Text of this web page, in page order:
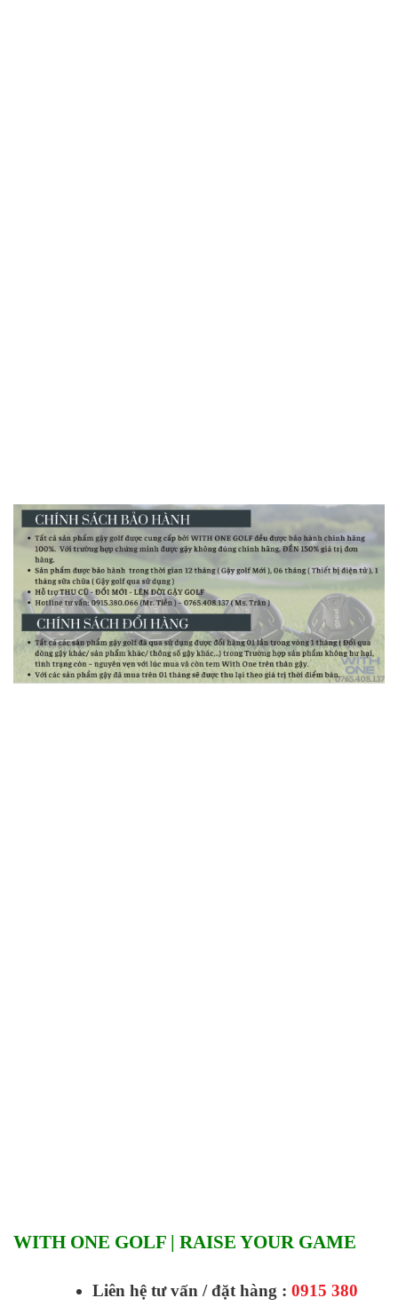
WITH ONE GOLF | RAISE YOUR GAME
Liên hệ tư vấn / đặt hàng : 0915 380